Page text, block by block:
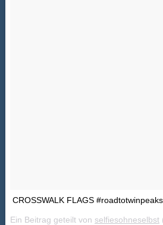
CROSSWALK FLAGS
Ein Beitrag geteilt von selfiesohneselbst